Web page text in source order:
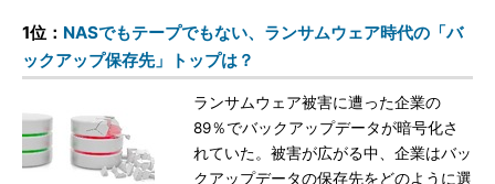
1位： NASでもテープでもない、ランサムウェア時代の「バ
ックアップ保存先」トップは？
ランサムウェア被害に遭った企業の
89％でバックアップデータが暗号化さ
れていた。被害が広がる中、企業はバッ
クアップデータの保存先をどのように選